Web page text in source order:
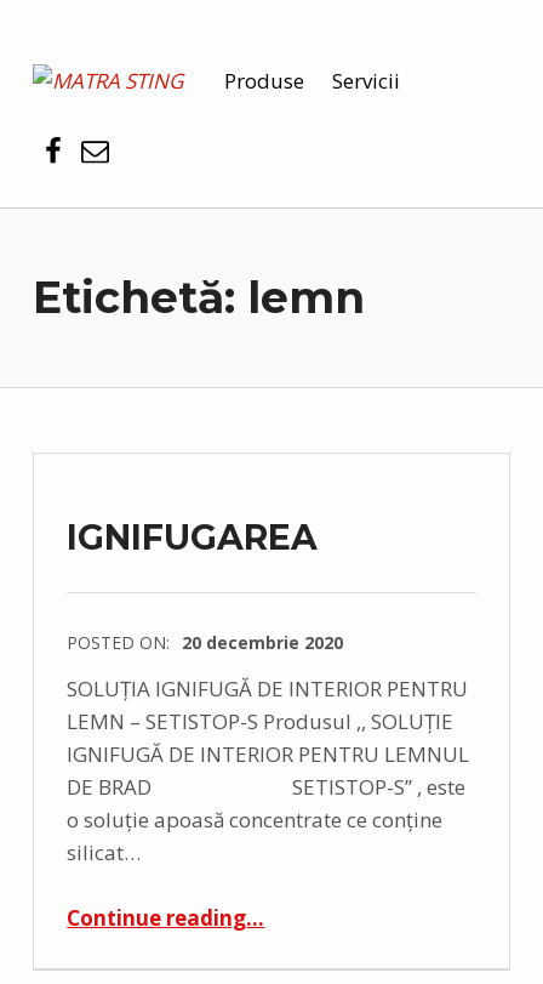
MATRA STING Produse Servicii
Etichetă: lemn
IGNIFUGAREA
POSTED ON: 20 decembrie 2020
SOLUȚIA IGNIFUGĂ DE INTERIOR PENTRU
LEMN – SETISTOP-S Produsul ,, SOLUȚIE
IGNIFUGĂ DE INTERIOR PENTRU LEMNUL
DE BRAD SETISTOP-S’’ , este
o soluție apoasă concentrate ce conține
silicat…
Continue reading…